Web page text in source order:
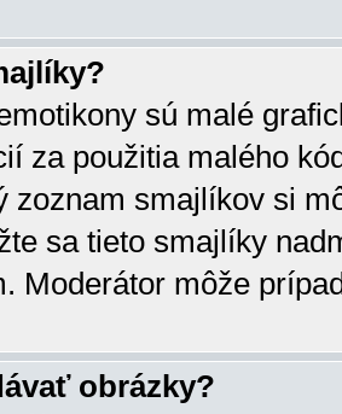
sú malé
za použitia malého
zoznam smajlíkov si
sa tieto smajlíky
Moderátor môže
obrázky?